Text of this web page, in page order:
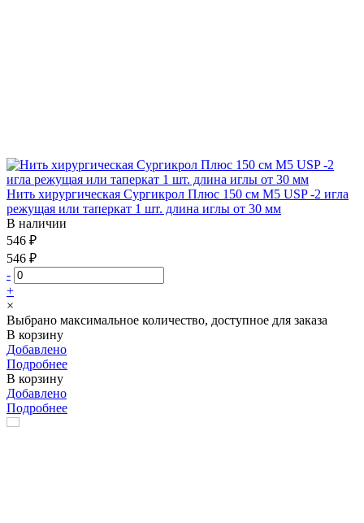
Нить хирургическая Сургикрол Плюс 150 см М5 USP -2 игла
режущая или таперкат 1 шт. длина иглы от 30 мм
В наличии
546 ₽
546 ₽
-
+
×
Выбрано максимальное количество, доступное для заказа
В корзину
Добавлено
Подробнее
В корзину
Добавлено
Подробнее